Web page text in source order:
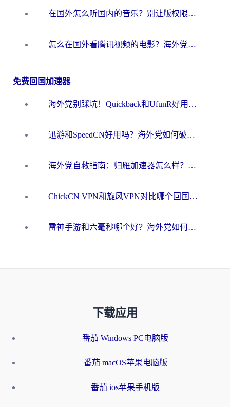
在国外怎么听国内的音乐？别让版权限制断了你的华语歌单
怎么在国外看腾讯视频的电影？海外党亲测有效的回国加速指南
免费回国加速器
海外党别踩坑！Quickback和UfunR好用吗？选对回国加速器才能无缝刷国内资源
迅游和SpeedCN好用吗？海外党如何破解那道看不见的墙
海外党自救指南：归雁加速器怎么样？教你避开坑实现国内资源无缝访问
ChickCN VPN和旋风VPN对比哪个回国效果更好？海外用户的选择困境与出路
雷神手游和六毫秒哪个好？海外党如何真正解锁国内资源
下载应用
番茄 Windows PC电脑版
番茄 macOS苹果电脑版
番茄 ios苹果手机版